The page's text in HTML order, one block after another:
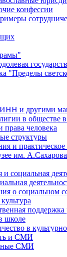
конфессии
"Пределы
ИНН и другими
в обществе
права человека
структуры
и практическое
им. А.Сахарова
социальная
о социальном
школе
в
и СМИ
СМИ